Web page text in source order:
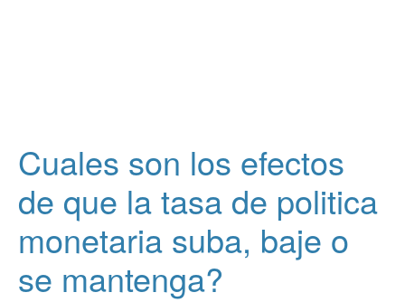
Cuales son los efectos
de que la tasa de politica
monetaria suba, baje o
se mantenga?